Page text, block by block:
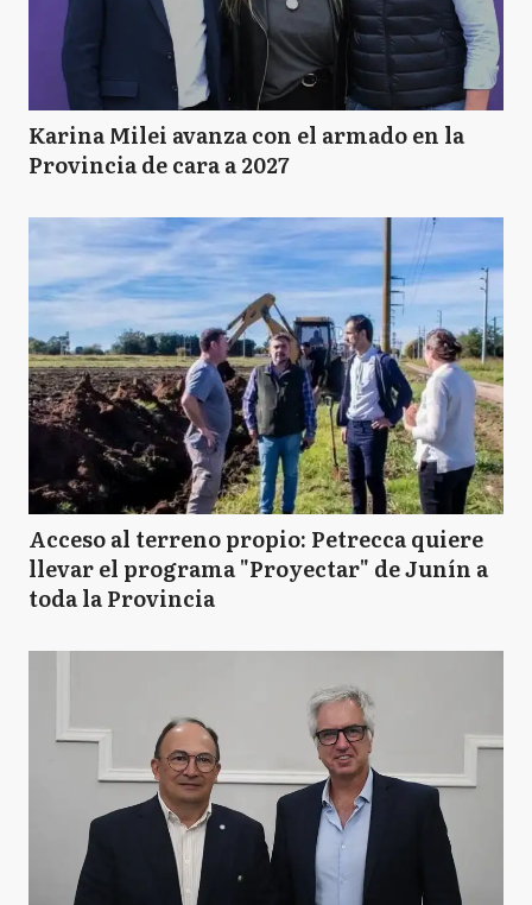
Karina Milei avanza con el armado en la
Provincia de cara a 2027
Acceso al terreno propio: Petrecca quiere
llevar el programa "Proyectar" de Junín a
toda la Provincia